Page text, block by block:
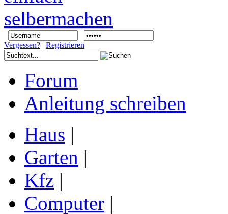
Vergessen? | Registrieren
Forum
Anleitung schreiben
Haus |
Garten |
Kfz |
Computer |